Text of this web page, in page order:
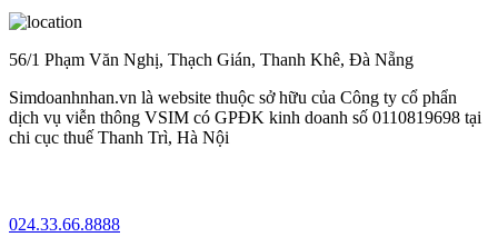
56/1 Phạm Văn Nghị, Thạch Gián, Thanh Khê, Đà Nẵng
Simdoanhnhan.vn là website thuộc sở hữu của Công ty cổ phẩn
dịch vụ viễn thông VSIM có GPĐK kinh doanh số 0110819698 tại
chi cục thuế Thanh Trì, Hà Nội
024.33.66.8888